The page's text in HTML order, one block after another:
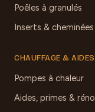
Poêles à granulés
Inserts & cheminées
CHAUFFAGE & AIDES
Pompes à chaleur
Aides, primes &